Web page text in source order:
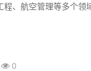
程、航空管理等多个领
0